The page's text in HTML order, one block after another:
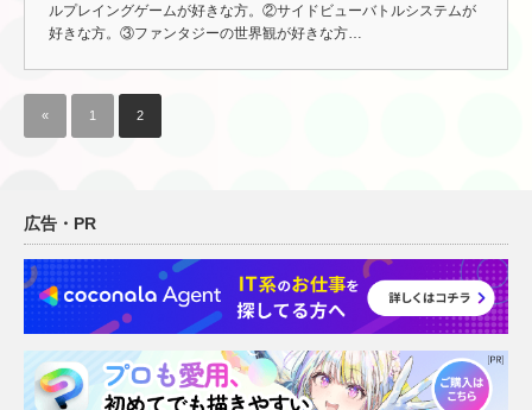
ルプレイングゲームが好きな方。②サイドビューバトルシステムが
好きな方。③ファンタジーの世界観が好きな方…
« 1 2
広告・PR